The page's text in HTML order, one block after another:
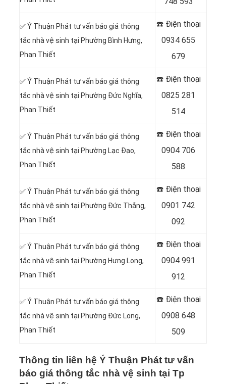
✅ Ý Thuận Phát tư vấn báo giá thông
tắc nhà vệ sinh tại Phường Bình Hưng,
Phan Thiết
☎️ Điện thoại
0934 655
679
✅ Ý Thuận Phát tư vấn báo giá thông
tắc nhà vệ sinh tại Phường Đức Nghĩa,
Phan Thiết
☎️ Điện thoại
0825 281
514
✅ Ý Thuận Phát tư vấn báo giá thông
tắc nhà vệ sinh tại Phường Lạc Đạo,
Phan Thiết
☎️ Điện thoại
0904 706
588
✅ Ý Thuận Phát tư vấn báo giá thông
tắc nhà vệ sinh tại Phường Đức Thắng,
Phan Thiết
☎️ Điện thoại
0901 742
092
✅ Ý Thuận Phát tư vấn báo giá thông
tắc nhà vệ sinh tại Phường Hưng Long,
Phan Thiết
☎️ Điện thoại
0904 991
912
✅ Ý Thuận Phát tư vấn báo giá thông
tắc nhà vệ sinh tại Phường Đức Long,
Phan Thiết
☎️ Điện thoại
0908 648
509
Thông tin liên hệ Ý Thuận Phát tư vấn
báo giá thông tắc nhà vệ sinh tại Tp